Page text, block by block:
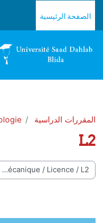
الصفحة الرئيسية
المقررات الدراسية
L2
المقررات